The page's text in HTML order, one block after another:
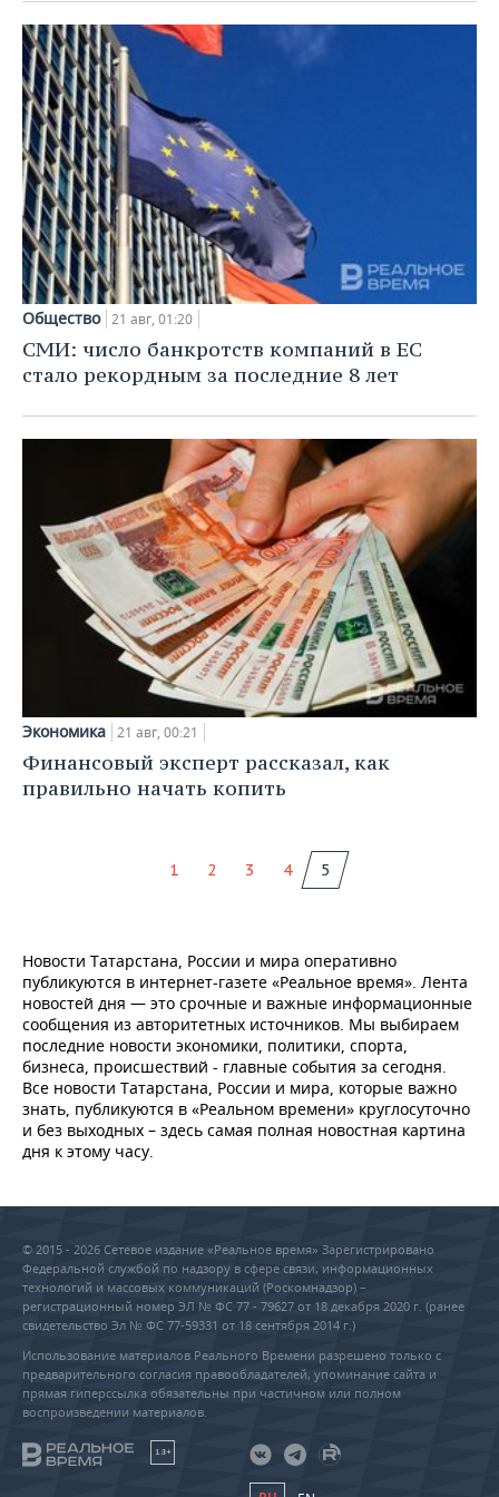
ХОККЕЙ С МЯЧОМ
ПРОИСШЕСТВИЯ
Общество 21 авг, 01:20
СМИ: число банкротств компаний в ЕС
стало рекордным за последние 8 лет
Экономика 21 авг, 00:21
Финансовый эксперт рассказал, как
правильно начать копить
1 2 3 4 5
Новости Татарстана, России и мира оперативно
публикуются в интернет-газете «Реальное время». Лента
новостей дня — это срочные и важные информационные
сообщения из авторитетных источников. Мы выбираем
последние новости экономики, политики, спорта,
бизнеса, происшествий - главные события за сегодня.
Все новости Татарстана, России и мира, которые важно
знать, публикуются в «Реальном времени» круглосуточно
и без выходных – здесь самая полная новостная картина
дня к этому часу.
© 2015 - 2026 Сетевое издание «Реальное время» Зарегистрировано
Федеральной службой по надзору в сфере связи, информационных
технологий и массовых коммуникаций (Роскомнадзор) –
регистрационный номер ЭЛ № ФС 77 - 79627 от 18 декабря 2020 г. (ранее
свидетельство Эл № ФС 77-59331 от 18 сентября 2014 г.)
Использование материалов Реального Времени разрешено только с
предварительного согласия правообладателей, упоминание сайта и
прямая гиперссылка обязательны при частичном или полном
воспроизведении материалов.
18+